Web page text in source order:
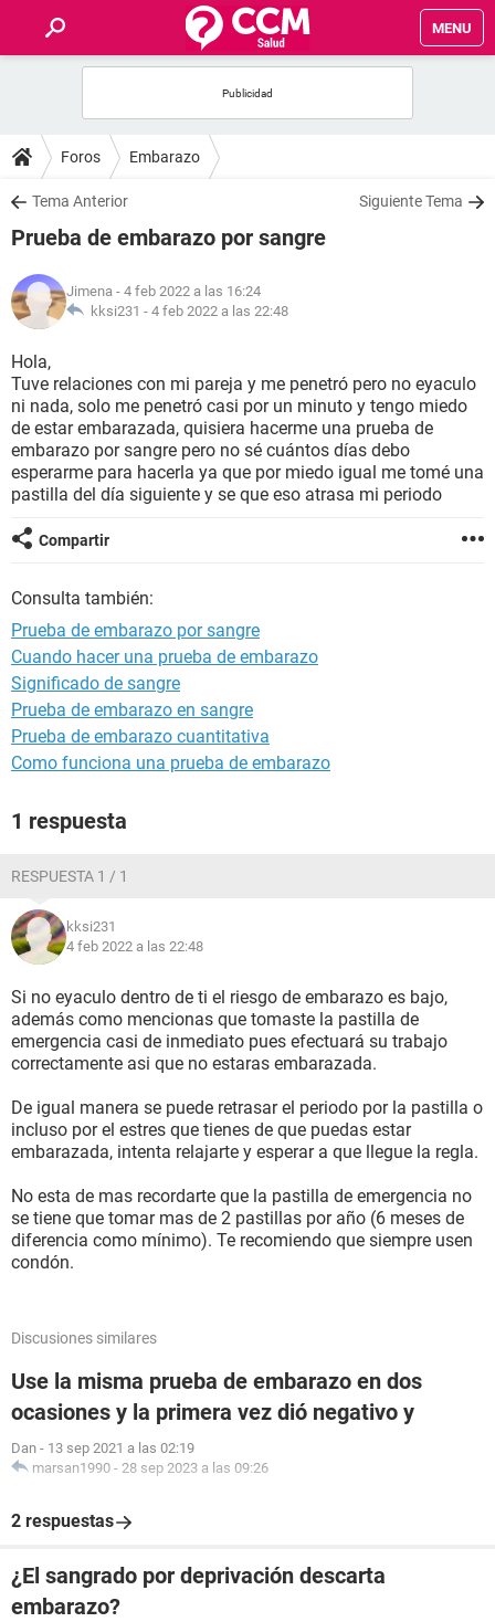
MENU
FOROS
SALUD
NUTRICIÓN
BIENESTAR
SEXUALIDAD
GLOSARIO
Foros Embarazo
Tema Anterior Siguiente Tema
Prueba de embarazo por sangre
Jimena - 4 feb 2022 a las 16:24
kksi231 - 4 feb 2022 a las 22:48
Hola,
Tuve relaciones con mi pareja y me penetró pero no eyaculo
ni nada, solo me penetró casi por un minuto y tengo miedo
de estar embarazada, quisiera hacerme una prueba de
embarazo por sangre pero no sé cuántos días debo
esperarme para hacerla ya que por miedo igual me tomé una
pastilla del día siguiente y se que eso atrasa mi periodo
Compartir
Consulta también:
Prueba de embarazo por sangre
Cuando hacer una prueba de embarazo
Significado de sangre
Prueba de embarazo en sangre
Prueba de embarazo cuantitativa
Como funciona una prueba de embarazo
1 respuesta
RESPUESTA 1 / 1
kksi231
4 feb 2022 a las 22:48
Si no eyaculo dentro de ti el riesgo de embarazo es bajo,
además como mencionas que tomaste la pastilla de
emergencia casi de inmediato pues efectuará su trabajo
correctamente asi que no estaras embarazada.
De igual manera se puede retrasar el periodo por la pastilla o
incluso por el estres que tienes de que puedas estar
embarazada, intenta relajarte y esperar a que llegue la regla.
No esta de mas recordarte que la pastilla de emergencia no
se tiene que tomar mas de 2 pastillas por año (6 meses de
diferencia como mínimo). Te recomiendo que siempre usen
condón.
Discusiones similares
Use la misma prueba de embarazo en dos
ocasiones y la primera vez dió negativo y
Dan - 13 sep 2021 a las 02:19
marsan1990 - 28 sep 2023 a las 09:26
2 respuestas
¿El sangrado por deprivación descarta
embarazo?